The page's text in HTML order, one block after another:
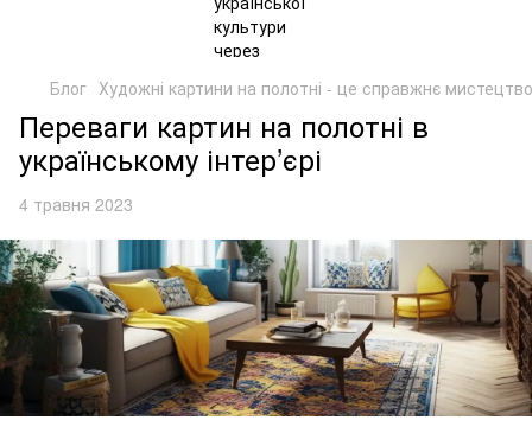
Блог Художні картини на полотні - це справжнє мистецтво
Переваги картин на полотні в
українському інтер’єрі
4 травня 2023